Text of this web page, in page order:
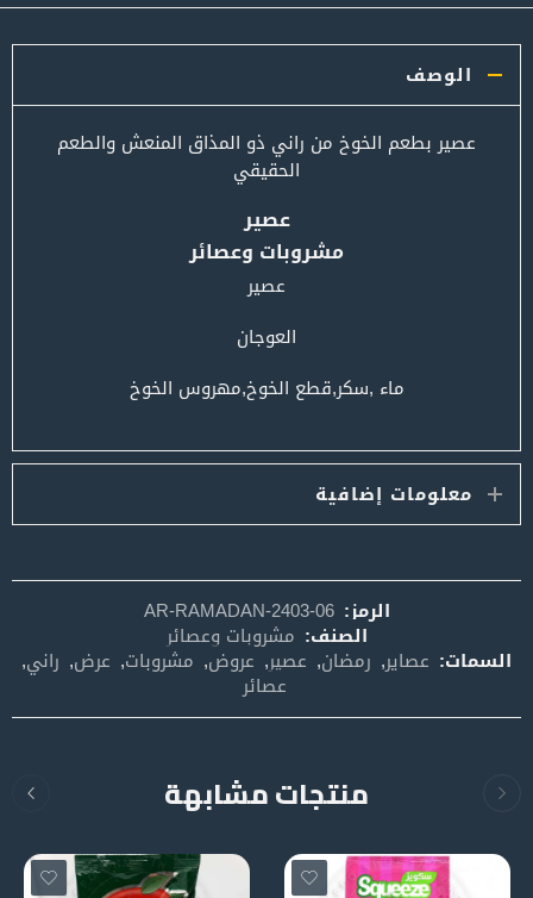
الوصف
عصير بطعم الخوخ من راني ذو المذاق المنعش والطعم
الحقيقي
عصير
مشروبات وعصائر
عصير
العوجان
ماء ,سكر,قطع الخوخ,مهروس الخوخ
معلومات إضافية
الرمز: AR-RAMADAN-2403-06
الصنف: مشروبات وعصائر
السمات: عصاير, رمضان, عصير, عروض, مشروبات, عرض, راني,
عصائر
منتجات مشابهة